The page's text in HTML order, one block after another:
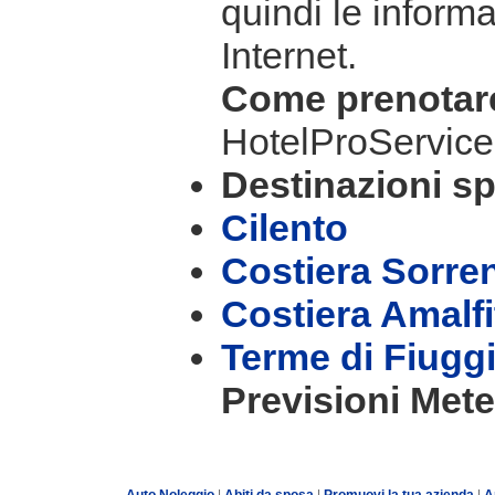
quindi le
Internet.
Come
Destinazioni
Cilento
Costiera
Costiera
Terme di Fiuggi
Previsioni